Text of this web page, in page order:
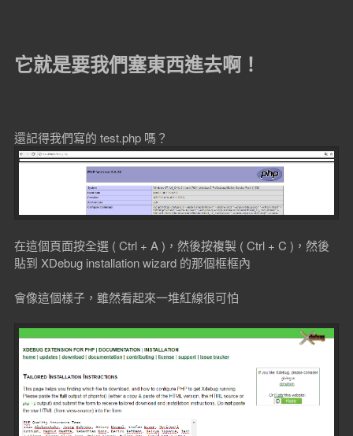
它就是要我們塞東西進去啊！
還記得我們寫的 test.php 嗎？
在這個頁面按全選 ( Ctrl + A )，然後按複製 ( Ctrl + C )，然後
貼到 XDebug installation wizard 的那個框框內
會像這個樣子，雖然看起來一堆紅線很可怕